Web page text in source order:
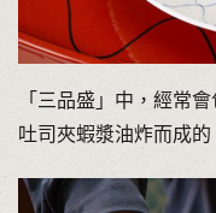
「三品盛」中，經常
吐司夾蝦漿油炸而成的